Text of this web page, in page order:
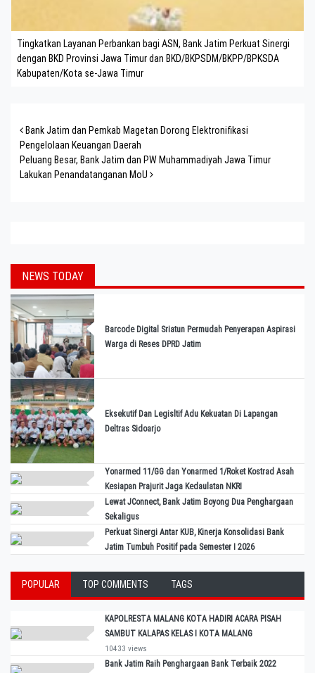
Tingkatkan Layanan Perbankan bagi ASN, Bank Jatim Perkuat Sinergi
dengan BKD Provinsi Jawa Timur dan BKD/BKPSDM/BKPP/BPKSDA
Kabupaten/Kota se-Jawa Timur
Post navigation
Bank Jatim dan Pemkab Magetan Dorong Elektronifikasi
Pengelolaan Keuangan Daerah
Peluang Besar, Bank Jatim dan PW Muhammadiyah Jawa Timur
Lakukan Penandatanganan MoU
NEWS TODAY
Barcode Digital Sriatun Permudah Penyerapan Aspirasi
Warga di Reses DPRD Jatim
Eksekutif Dan Legisltif Adu Kekuatan Di Lapangan
Deltras Sidoarjo
Yonarmed 11/GG dan Yonarmed 1/Roket Kostrad Asah
Kesiapan Prajurit Jaga Kedaulatan NKRI
Lewat JConnect, Bank Jatim Boyong Dua Penghargaan
Sekaligus
Perkuat Sinergi Antar KUB, Kinerja Konsolidasi Bank
Jatim Tumbuh Positif pada Semester I 2026
POPULAR TOP COMMENTS TAGS
KAPOLRESTA MALANG KOTA HADIRI ACARA PISAH
SAMBUT KALAPAS KELAS I KOTA MALANG
10433 views
Bank Jatim Raih Penghargaan Bank Terbaik 2022